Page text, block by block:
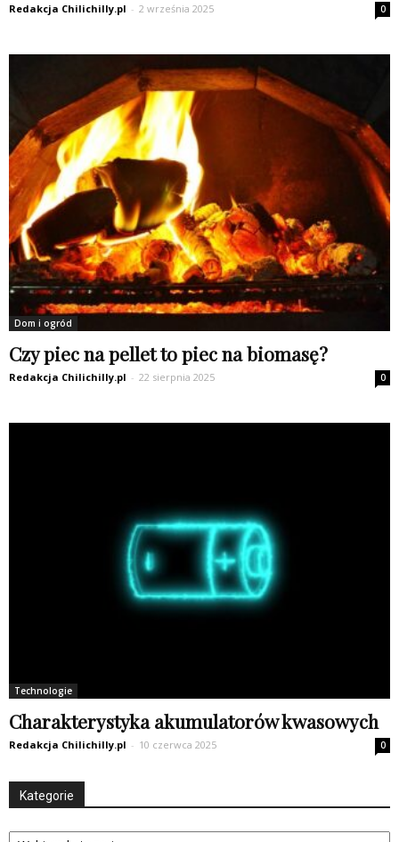
Redakcja Chilichilly.pl - 2 września 2025 0
Dom i ogród
Czy piec na pellet to piec na biomasę?
Redakcja Chilichilly.pl - 22 sierpnia 2025 0
Technologie
Charakterystyka akumulatorów kwasowych
Redakcja Chilichilly.pl - 10 czerwca 2025 0
Kategorie
Kategorie